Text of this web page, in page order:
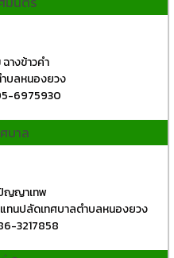
างข้าวคำ
บลหนองยวง
6975930
บาล
ญญาเทพ
ทนปลัดเทศบาลตำบลหนองยวง
3217858